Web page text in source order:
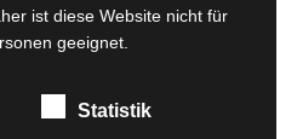
ist diese Website nicht für
geeignet.
Statistik